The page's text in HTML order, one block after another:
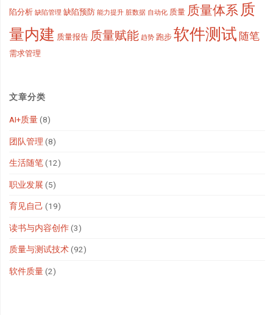
陷分析 缺陷管理 缺陷预防 能力提升 脏数据 自动化 质量 质量体系 质
量内建 质量报告 质量赋能 趋势 跑步 软件测试 随笔
需求管理
文章分类
AI+质量(8)
团队管理 (8)
生活随笔(12)
职业发展 (5)
育见自己 (19)
读书与内容创作(3)
质量与测试技术(92)
软件质量(2)